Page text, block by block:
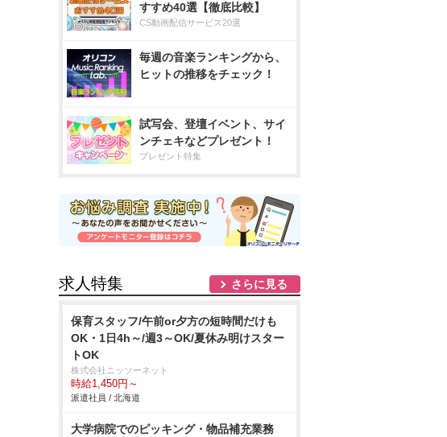
すすめ40選【徹底比較】
CS動画配信サービス20選
毎週の音楽ランキングから、
ヒットの推移をチェック！
試写会、登壇イベント、サイ
ンチェキなどプレゼント！
プレゼント特集
求人特集 さらに見る
保育スタッフ/午前or夕方の短時間だけも
OK・1日4h～/週3～OK/夏休み明けスター
トOK
株式会社ニッソーネット
時給1,450円～
派遣社員 / 北海道
大学病院でのピッキング・物品補充業務